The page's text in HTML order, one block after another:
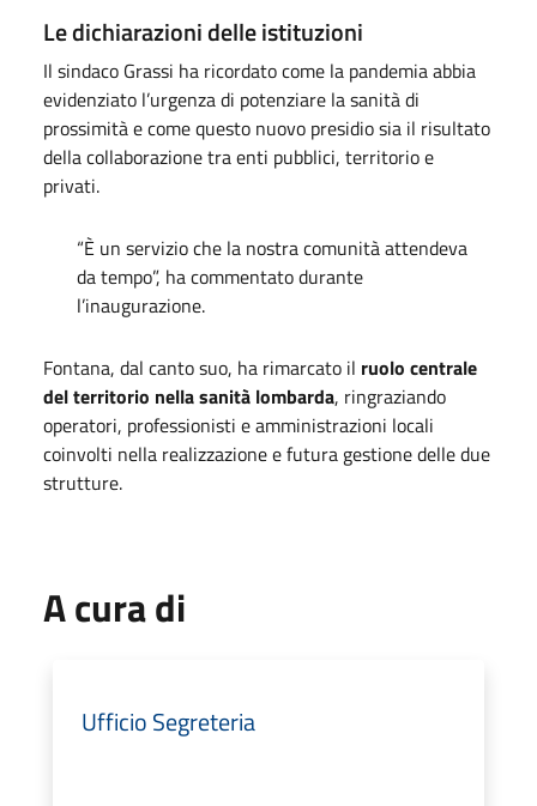
Le dichiarazioni delle istituzioni
Il sindaco Grassi ha ricordato come la pandemia abbia
evidenziato l’urgenza di potenziare la sanità di
prossimità e come questo nuovo presidio sia il risultato
della collaborazione tra enti pubblici, territorio e
privati.
“È un servizio che la nostra comunità attendeva
da tempo”, ha commentato durante
l’inaugurazione.
Fontana, dal canto suo, ha rimarcato il ruolo centrale
del territorio nella sanità lombarda, ringraziando
operatori, professionisti e amministrazioni locali
coinvolti nella realizzazione e futura gestione delle due
strutture.
A cura di
Ufficio Segreteria